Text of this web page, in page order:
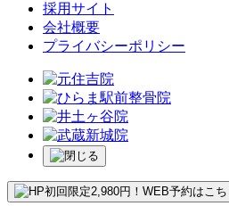
採用サイト
会社概要
プライバシーポリシー